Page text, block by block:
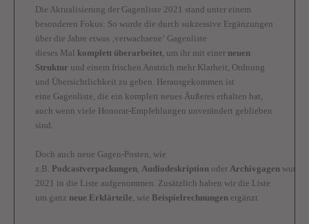
Die Aktualisierung der Gagenliste 2021 stand unter einem
besonderen Fokus: So wurde die durch sukzessive Ergänzungen
über die Jahre etwas ‚verwachsene‘ Gagenliste
dieses Mal komplett überarbeitet, um ihr mit einer neuen
Struktur und einem frischen Anstrich mehr Klarheit, Ordnung
und Übersichtlichkeit zu geben. Herausgekommen ist
eine Gagenliste, die ein komplett neues Äußeres erhalten hat,
auch wenn viele Honorar-Empfehlungen unverändert geblieben
sind.
Doch auch neue Gagen-Posten, wie
z.B. Podcastverpackungen, Audiodeskription oder Archivgagen wurden
2021 in die Liste aufgenommen. Zusätzlich haben wir die Liste
um ganz neue Erklärteile, wie Beispielrechnungen ergänzt.